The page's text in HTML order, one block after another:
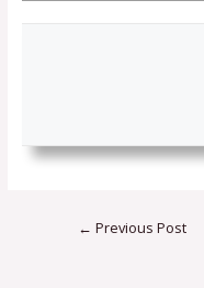
← Previous Post